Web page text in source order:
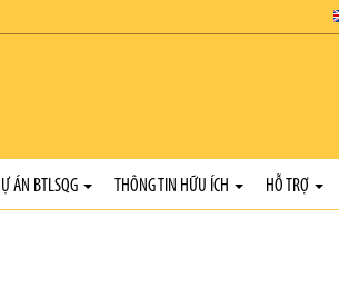
ÁN BTLSQG THÔNG TIN HỮU ÍCH HỖ TRỢ